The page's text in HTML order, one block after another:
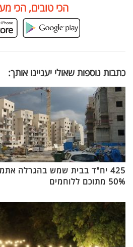
הכי טובים, הכי
כתבות נוספות שאולי יעניינו אותך:
425 יח"ד בבית שמש בהגרלה
50% מתוכם ללוחמים